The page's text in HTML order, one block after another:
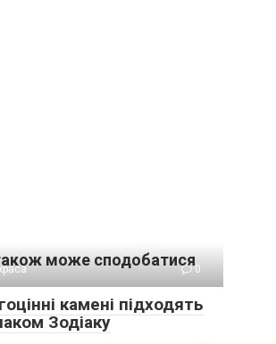
може сподобатися0
камені підходять
Зодіаку